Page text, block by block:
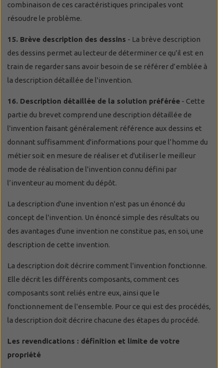
combinaison de ces caractéristiques principales vont
résoudre le problème.
15. Brève description des dessins - La brève description
des dessins permet au lecteur de déterminer ce qu'il est en
train de regarder sans avoir besoin de se référer d’emblée à
la description détaillée de l'invention.
16. Description détaillée de la solution préférée - Cette
partie du brevet comprend une description détaillée de
l'invention faisant généralement référence aux dessins et
donnant suffisamment d'informations pour que l’homme du
métier soit en mesure de réaliser et d'utiliser le meilleur
mode de réalisation de l'invention connu défini par
l’inventeur au moment du dépôt.
La description d'une invention n'est pas un énoncé du
concept de l'invention. Un énoncé simple des résultats ou
des avantages d'une invention ne constitue pas, en soi, une
description de cette invention.
La description doit décrire comment l'invention fonctionne.
Elle décrit les différents composants, comment ces
composants sont reliés entre eux, ainsi que le
fonctionnement de l'ensemble. Pour ce qui est des procédés,
la description doit décrire chacune des étapes du procédé.
Les revendications : définition et limite de votre
propriété